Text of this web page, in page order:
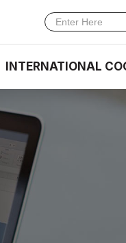
INTERNATIONAL